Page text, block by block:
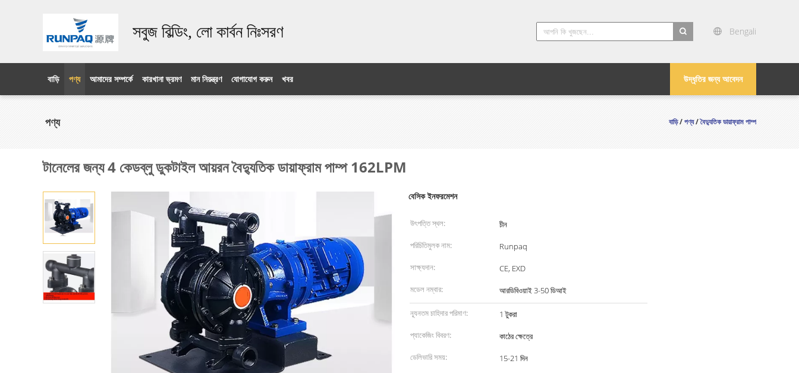
সবুজ বিল্ডিং, লো কার্বন নিঃসরণ Bengali
উদ্ধৃতির জন্য আবেদন
বাড়ি পণ্য আমাদের সম্পর্কে কারখানা ভ্রমণ মান নিয়ন্ত্রণ যোগাযোগ করুন খবর
পণ্য বাড়ি/পণ্য/বৈদ্যুতিক ডায়াফ্রাম পাম্প
টানেলের জন্য 4 কেডব্লু ডুকটাইল আয়রন বৈদ্যুতিক ডায়াফ্রাম পাম্প 162LPM
বেসিক ইনফরমেশন
উৎপত্তি স্থল:
চীন
পরিচিতিমুলক নাম:
Runpaq
সাক্ষ্যদান:
CE, EXD
মডেল নম্বার:
আরডিবিওয়াই 3-50 ডিআই
ন্যূনতম চাহিদার পরিমাণ:
1 টুকরা
প্যাকেজিং বিবরণ:
কাঠের ক্ষেত্রে
ডেলিভারি সময়:
15-21 দিন